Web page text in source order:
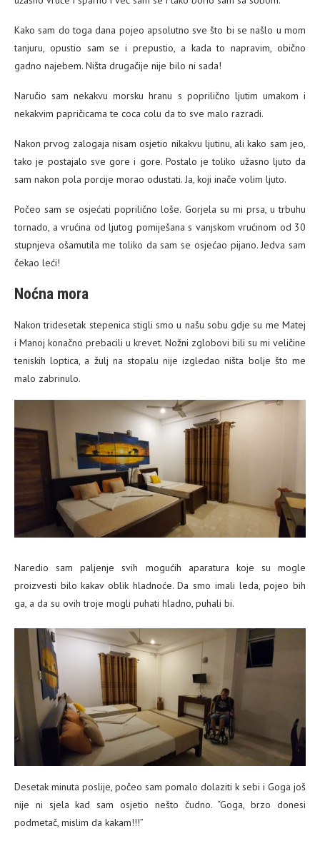
Kako sam do toga dana pojeo apsolutno sve što bi se našlo u mom
tanjuru, opustio sam se i prepustio, a kada to napravim, obično
gadno najebem. Ništa drugačije nije bilo ni sada!
Naručio sam nekakvu morsku hranu s poprilično ljutim umakom i
nekakvim papričicama te coca colu da to sve malo razradi.
Nakon prvog zalogaja nisam osjetio nikakvu ljutinu, ali kako sam jeo,
tako je postajalo sve gore i gore. Postalo je toliko užasno ljuto da
sam nakon pola porcije morao odustati. Ja, koji inače volim ljuto.
Počeo sam se osjećati poprilično loše. Gorjela su mi prsa, u trbuhu
tornado, a vrućina od ljutog pomiješana s vanjskom vrućinom od 30
stupnjeva ošamutila me toliko da sam se osjećao pijano. Jedva sam
čekao leći!
Noćna mora
Nakon tridesetak stepenica stigli smo u našu sobu gdje su me Matej
i Manoj konačno prebacili u krevet. Nožni zglobovi bili su mi veličine
teniskih loptica, a žulj na stopalu nije izgledao ništa bolje što me
malo zabrinulo.
Naredio sam paljenje svih mogućih aparatura koje su mogle
proizvesti bilo kakav oblik hladnoće. Da smo imali leda, pojeo bih
ga, a da su ovih troje mogli puhati hladno, puhali bi.
Desetak minuta poslije, počeo sam pomalo dolaziti k sebi i Goga još
nije ni sjela kad sam osjetio nešto čudno. “Goga, brzo donesi
podmetač, mislim da kakam!!!”